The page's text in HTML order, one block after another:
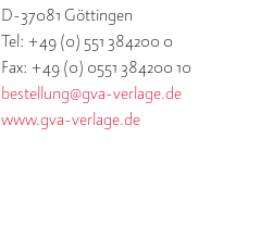
D-37081 Göttingen
Tel: +49 (0) 551 384200 0
Fax: +49 (0) 0551 384200 10
bestellung@gva-verlage.de
www.gva-verlage.de